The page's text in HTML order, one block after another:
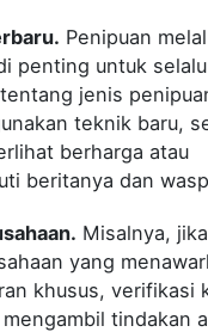
Penipuan
penting untuk selalu
jenis
teknik baru,
berharga atau
beritanya dan
Misalnya,
yang
khusus, verifikasi
tindakan